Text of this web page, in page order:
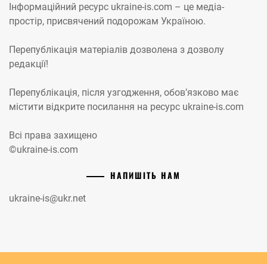
Інформаційний ресурс ukraine-is.com – це медіа-
простір, присвячений подорожам Україною.
Перепублікація матеріалів дозволена з дозволу
редакції!
Перепублікація, після узгодження, обов’язково має
містити відкрите посилання на ресурс ukraine-is.com
Всі права захищено
©ukraine-is.com
НАПИШІТЬ НАМ
ukraine-is@ukr.net